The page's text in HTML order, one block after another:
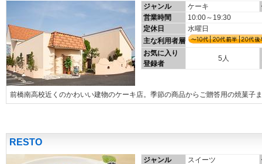
ジャンル ケーキ
営業時間
10:00～19:30
定休日
水曜日
主な利用者層
お気に入り
登録者
5人
前橋南高校近くのかわいい建物のケーキ店。季節の商品からご贈答用の焼菓子
RESTO
ジャンル スイーツ